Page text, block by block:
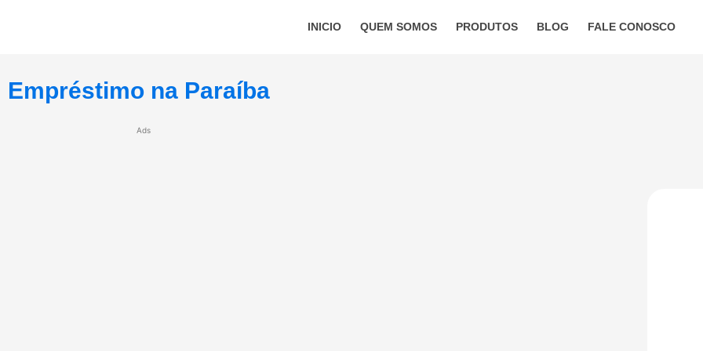
INICIO QUEM SOMOS PRODUTOS BLOG FALE CONOSCO
Empréstimo na Paraíba
Ads